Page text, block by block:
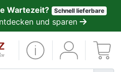
Wartezeit? Schnell lieferbare
und sparen